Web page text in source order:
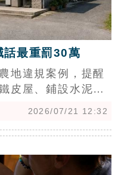
最重罰30萬
地違規案例，提醒
皮屋、鋪設水泥或
更為營業場所，以
機關申請「農業設
2026/07/21 12:32